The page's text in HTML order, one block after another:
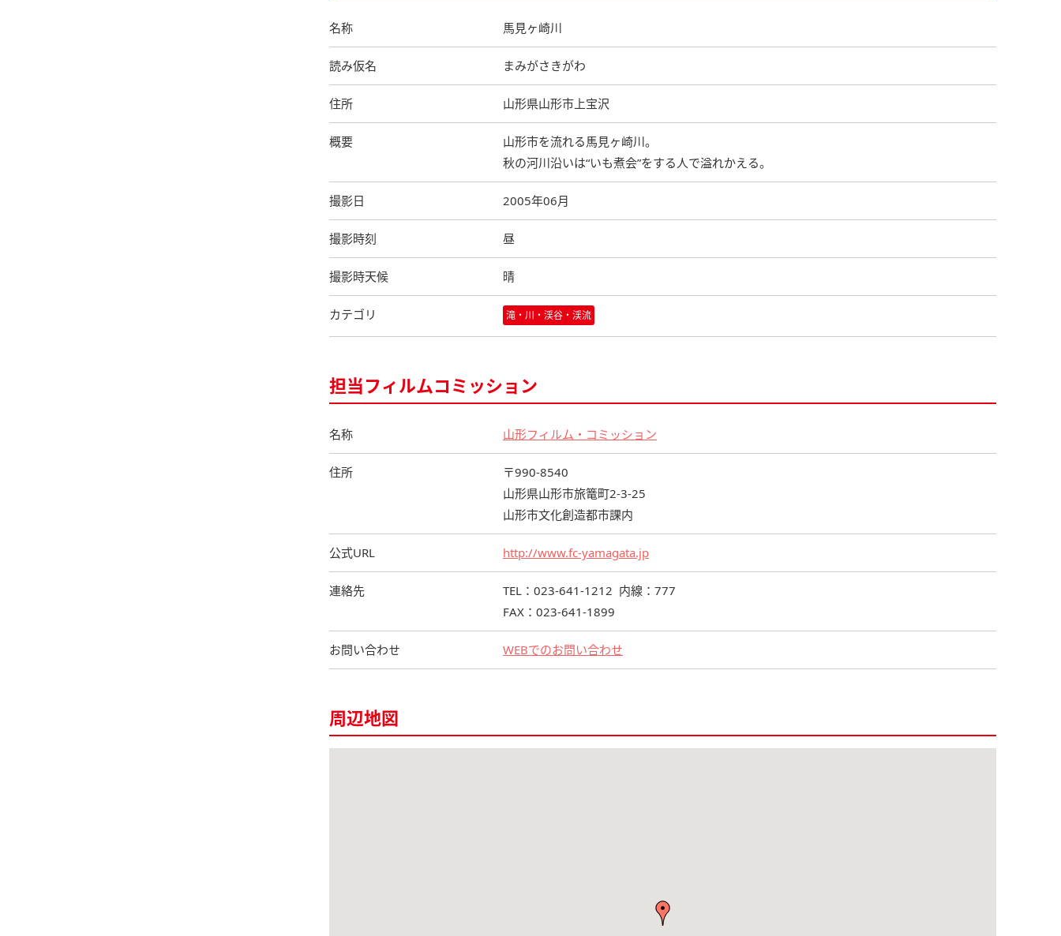
名称 馬見ヶ崎川
読み仮名 まみがさきがわ
住所 山形県山形市上宝沢
概要
山形市を流れる馬見ヶ崎川。
秋の河川沿いは“いも煮会”をする人で溢れかえる。
撮影日 2005年06月
撮影時刻 昼
撮影時天候 晴
カテゴリ 滝・川・渓谷・渓流
担当フィルムコミッション
名称 山形フィルム・コミッション
住所
〒990-8540
山形県山形市旅篭町2-3-25
山形市文化創造都市課内
公式URL http://www.fc-yamagata.jp
連絡先
TEL：023-641-1212 内線：777
FAX：023-641-1899
お問い合わせ WEBでのお問い合わせ
周辺地図